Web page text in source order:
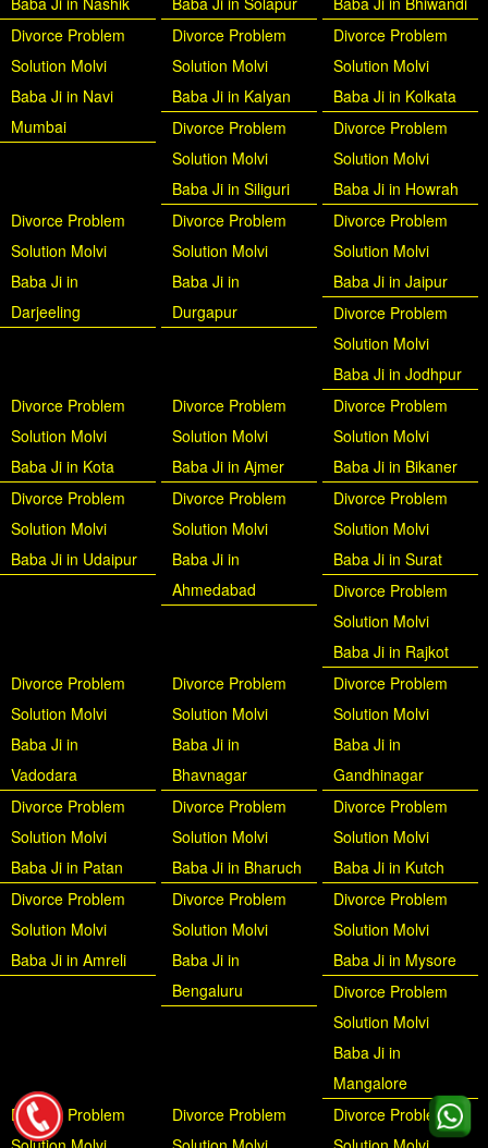
Divorce Problem
Solution Molvi
Baba Ji in Navi
Mumbai
Divorce Problem
Solution Molvi
Baba Ji in Kalyan
Divorce Problem
Solution Molvi
Baba Ji in Kolkata
Divorce Problem
Solution Molvi
Baba Ji in Siliguri
Divorce Problem
Solution Molvi
Baba Ji in Howrah
Divorce Problem
Solution Molvi
Baba Ji in
Darjeeling
Divorce Problem
Solution Molvi
Baba Ji in
Durgapur
Divorce Problem
Solution Molvi
Baba Ji in Jaipur
Divorce Problem
Solution Molvi
Baba Ji in Jodhpur
Divorce Problem
Solution Molvi
Baba Ji in Kota
Divorce Problem
Solution Molvi
Baba Ji in Ajmer
Divorce Problem
Solution Molvi
Baba Ji in Bikaner
Divorce Problem
Solution Molvi
Baba Ji in Udaipur
Divorce Problem
Solution Molvi
Baba Ji in
Ahmedabad
Divorce Problem
Solution Molvi
Baba Ji in Surat
Divorce Problem
Solution Molvi
Baba Ji in Rajkot
Divorce Problem
Solution Molvi
Baba Ji in
Vadodara
Divorce Problem
Solution Molvi
Baba Ji in
Bhavnagar
Divorce Problem
Solution Molvi
Baba Ji in
Gandhinagar
Divorce Problem
Solution Molvi
Baba Ji in Patan
Divorce Problem
Solution Molvi
Baba Ji in Bharuch
Divorce Problem
Solution Molvi
Baba Ji in Kutch
Divorce Problem
Solution Molvi
Baba Ji in Amreli
Divorce Problem
Solution Molvi
Baba Ji in
Bengaluru
Divorce Problem
Solution Molvi
Baba Ji in Mysore
Divorce Problem
Solution Molvi
Baba Ji in
Mangalore
Divorce Problem
Divorce Problem
Divorce Problem